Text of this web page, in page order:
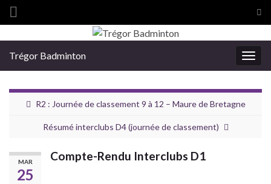
Search for:
Trégor Badminton
R2 : Journée de classement 9 à 12 – Maure de Bretagne
Résumé interclubs D4 (journée de classement)
MAR
25
Compte-Rendu Interclubs D1